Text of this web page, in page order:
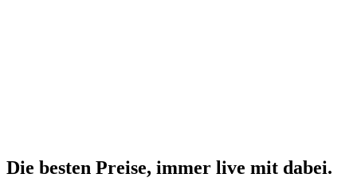
Die besten Preise, immer live mit dabei.